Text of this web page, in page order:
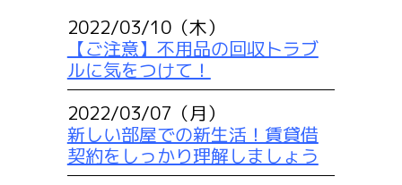
2022/03/10（木）
【ご注意】不用品の回収トラブ
ルに気をつけて！
2022/03/07（月）
新しい部屋での新生活！賃貸借
契約をしっかり理解しましょう